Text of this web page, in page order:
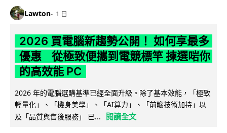
Lawton 1 日
2026 買電腦新趨勢公開！ 如何享最多
優惠 從極致便攜到電競標竿 揀選啱你
的高效能 PC
2026 年的電腦選購基準已經全面升級。除了基本效能，「極致
輕量化」、「機身美學」、「AI算力」、「前瞻技術加持」以
及「品質與售後服務」 已...
閱讀全文